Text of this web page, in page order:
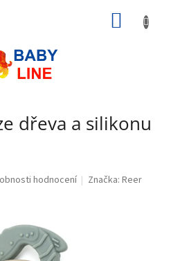
dřeva a silikonu
hodnocení Značka:Reer